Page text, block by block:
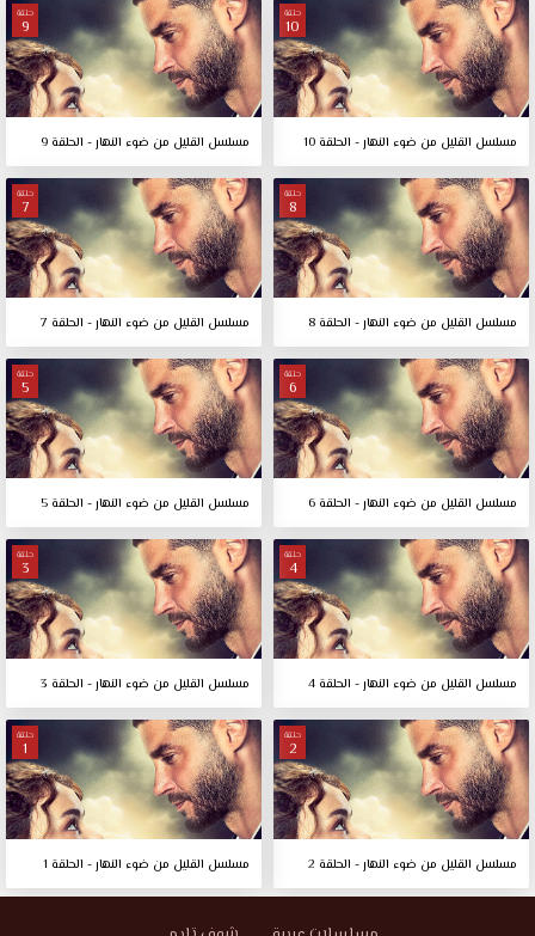
حلقة
10
مسلسل القليل من ضوء النهار - الحلقة 10
حلقة
9
مسلسل القليل من ضوء النهار - الحلقة 9
حلقة
8
مسلسل القليل من ضوء النهار - الحلقة 8
حلقة
7
مسلسل القليل من ضوء النهار - الحلقة 7
حلقة
6
مسلسل القليل من ضوء النهار - الحلقة 6
حلقة
5
مسلسل القليل من ضوء النهار - الحلقة 5
حلقة
4
مسلسل القليل من ضوء النهار - الحلقة 4
حلقة
3
مسلسل القليل من ضوء النهار - الحلقة 3
حلقة
2
مسلسل القليل من ضوء النهار - الحلقة 2
حلقة
1
مسلسل القليل من ضوء النهار - الحلقة 1